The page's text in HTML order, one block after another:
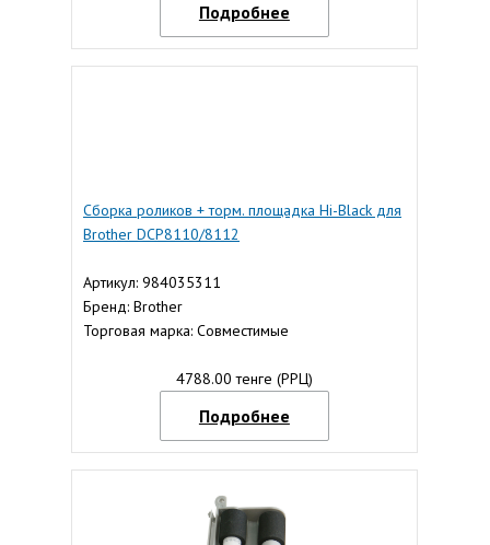
Подробнее
Сборка роликов + торм. площадка Hi-Black для
Brother DCP8110/8112
Артикул: 984035311
Бренд: Brother
Торговая марка: Совместимые
4788.00 тенге (РРЦ)
Подробнее